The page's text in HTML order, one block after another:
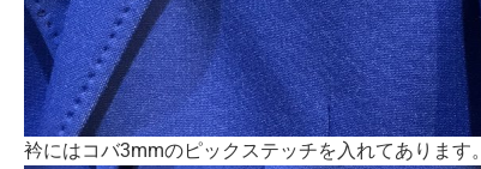
衿にはコバ3mmのピックステッチを入れてあります。